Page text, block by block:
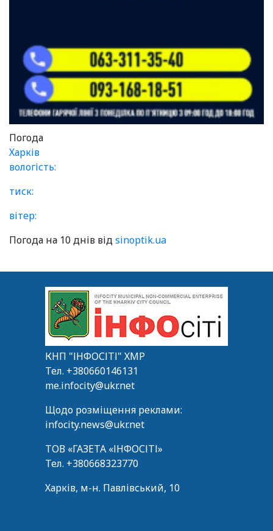
Погода
Харків
вологість:
тиск:
вітер:
Погода на 10 днів відsinoptik.ua
КНП "ІНФОСІТІ" ХМР
Тел. +380660146131
me.infocity@ukr.net
Щодо розміщення реклами:
infocity.news@ukr.net
ТОВ «ГАЗЕТА «ІНФОСІТІ»
Тел. +380668323770
Харків, м-н. Павлівський, 10